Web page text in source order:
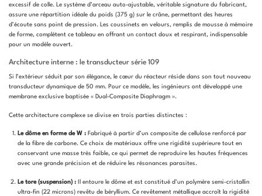
excessif de colle. Le système d’arceau auto-ajustable, véritable signature du fabricant,
assure une répartition idéale du poids (375 g) sur le crâne, permettant des heures
d’écoute sans point de pression. Les coussinets en velours, remplis de mousse à mémoire
de forme, complètent ce tableau en offrant un contact doux et respirant, indispensable
pour un modèle ouvert.
Architecture interne : le transducteur série 109
Si l’extérieur séduit par son élégance, le cœur du réacteur réside dans son tout nouveau
transducteur dynamique de 50 mm. Pour ce modèle, les ingénieurs ont développé une
membrane exclusive baptisée « Dual-Composite Diaphragm ».
Cette architecture complexe se divise en trois parties distinctes :
Le dôme en forme de W :Fabriqué à partir d’un composite de cellulose renforcé par
de la fibre de carbone. Ce choix de matériaux offre une rigidité supérieure tout en
conservant une masse très faible, ce qui permet de reproduire les hautes fréquences
avec une grande précision et de réduire les résonances parasites.
Le tore (suspension) :Il entoure le dôme et est constitué d’un polymère semi-cristallin
ultra-fin (22 microns) revêtu de béryllium. Ce revêtement métallique accroît la rigidité